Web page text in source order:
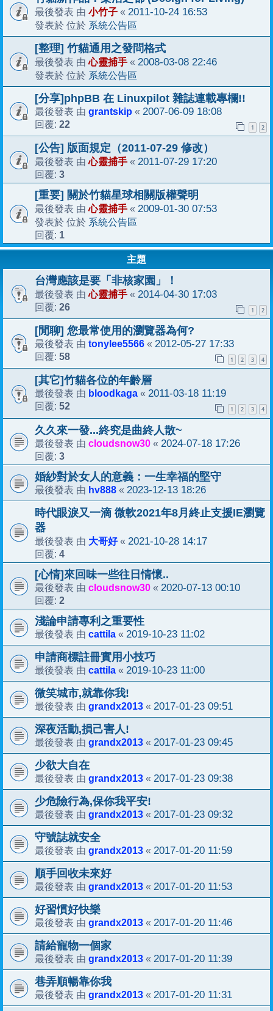
最後發表 由 小竹子 « 2011-10-24 16:53
發表於 位於 系統公告區
[整理] 竹貓通用之發問格式
最後發表 由心靈捕手 « 2008-03-08 22:46
發表於 位於 系統公告區
[分享]phpBB 在 Linuxpilot 雜誌連載專欄!!
最後發表 由 grantskip « 2007-06-09 18:08
回覆: 22 1 2
[公告] 版面規定（2011-07-29 修改）
最後發表 由心靈捕手 « 2011-07-29 17:20
回覆: 3
[重要] 關於竹貓星球相關版權聲明
最後發表 由心靈捕手 « 2009-01-30 07:53
發表於 位於 系統公告區
回覆: 1
主題
台灣應該是要「非核家園」！
最後發表 由心靈捕手 « 2014-04-30 17:03
回覆: 26 1 2
[閒聊] 您最常使用的瀏覽器為何?
最後發表 由 tonylee5566 « 2012-05-27 17:33
回覆: 58 1 2 3 4
[其它]竹貓各位的年齡層
最後發表 由 bloodkaga « 2011-03-18 11:19
回覆: 52 1 2 3 4
久久來一發...終究是曲終人散~
最後發表 由 cloudsnow30 « 2024-07-18 17:26
回覆: 3
婚紗對於女人的意義：一生幸福的堅守
最後發表 由 hv888 « 2023-12-13 18:26
時代眼淚又一滴 微軟2021年8月終止支援IE瀏覽
器
最後發表 由 大哥好« 2021-10-28 14:17
回覆: 4
[心情]來回味一些往日情懷..
最後發表 由 cloudsnow30 « 2020-07-13 00:10
回覆: 2
淺論申請專利之重要性
最後發表 由 cattila « 2019-10-23 11:02
申請商標註冊實用小技巧
最後發表 由 cattila « 2019-10-23 11:00
微笑城市,就靠你我!
最後發表 由 grandx2013 « 2017-01-23 09:51
深夜活動,損己害人!
最後發表 由 grandx2013 « 2017-01-23 09:45
少欲大自在
最後發表 由 grandx2013 « 2017-01-23 09:38
少危險行為,保你我平安!
最後發表 由 grandx2013 « 2017-01-23 09:32
守號誌就安全
最後發表 由 grandx2013 « 2017-01-20 11:59
順手回收未來好
最後發表 由 grandx2013 « 2017-01-20 11:53
好習慣好快樂
最後發表 由 grandx2013 « 2017-01-20 11:46
請給寵物一個家
最後發表 由 grandx2013 « 2017-01-20 11:39
巷弄順暢靠你我
最後發表 由 grandx2013 « 2017-01-20 11:31